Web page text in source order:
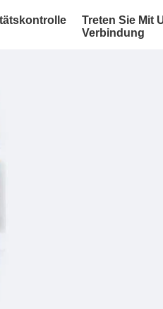
Treten Sie Mit
Verbindung